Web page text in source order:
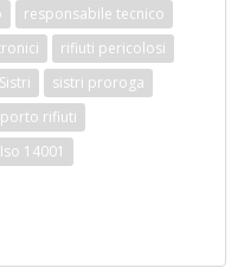
responsabile tecnico
rifiuti pericolosi
Sistri
sistri proroga
rifiuti
14001